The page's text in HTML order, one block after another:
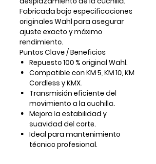
Fabricada bajo especificaciones
originales Wahl para asegurar
ajuste exacto y máximo
rendimiento.
Puntos Clave / Beneficios
Repuesto 100 % original Wahl.
Compatible con KM 5, KM 10, KM
Cordless y KMX.
Transmisión eficiente del
movimiento a la cuchilla.
Mejora la estabilidad y
suavidad del corte.
Ideal para mantenimiento
técnico profesional.